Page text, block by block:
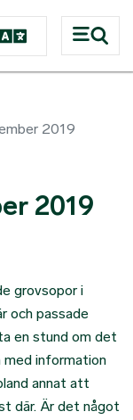
2019
2019
grovsopor i
och passade
en stund om det
med information
annat att
där. Är det något